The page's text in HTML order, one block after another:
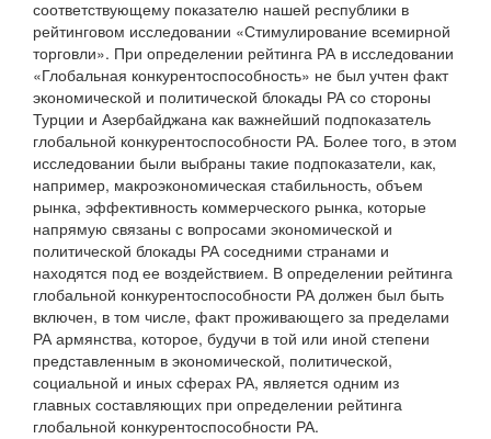
соответствующему показателю нашей республики в
рейтинговом исследовании «Стимулирование всемирной
торговли». При определении рейтинга РА в исследовании
«Глобальная конкурентоспособность» не был учтен факт
экономической и политической блокады РА со стороны
Турции и Азербайджана как важнейший подпоказатель
глобальной конкурентоспособности РА. Более того, в этом
исследовании были выбраны такие подпоказатели, как,
например, макроэкономическая стабильность, объем
рынка, эффективность коммерческого рынка, которые
напрямую связаны с вопросами экономической и
политической блокады РА соседними странами и
находятся под ее воздействием. В определении рейтинга
глобальной конкурентоспособности РА должен был быть
включен, в том числе, факт проживающего за пределами
РА армянства, которое, будучи в той или иной степени
представленным в экономической, политической,
социальной и иных сферах РА, является одним из
главных составляющих при определении рейтинга
глобальной конкурентоспособности РА.